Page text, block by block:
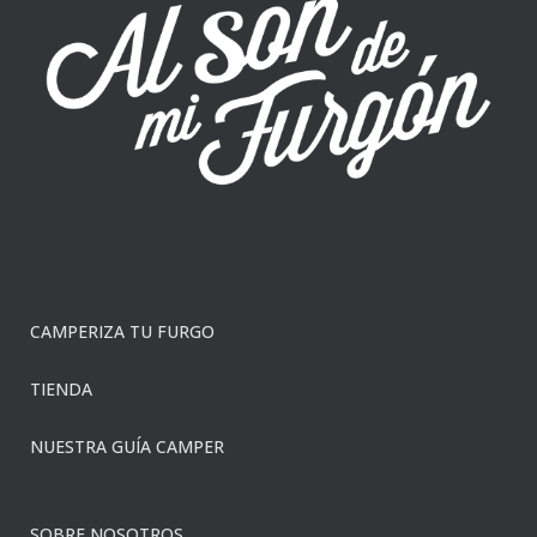
CAMPERIZA TU FURGO
TIENDA
NUESTRA GUÍA CAMPER